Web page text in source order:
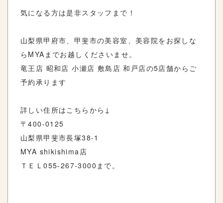
気になる方は是非スタッフまで！
山梨県甲府市、甲斐市の美容室、美容院をお探しな
らMYAまでお越しくださいませ。
竜王店 昭和店 小瀬店 敷島店 和戸店の5店舗からご
予約承ります
詳しい住所はこちらから↓
〒400-0125
山梨県甲斐市長塚38-1
MYA shikishima店
ＴＥＬ055-267-3000まで。